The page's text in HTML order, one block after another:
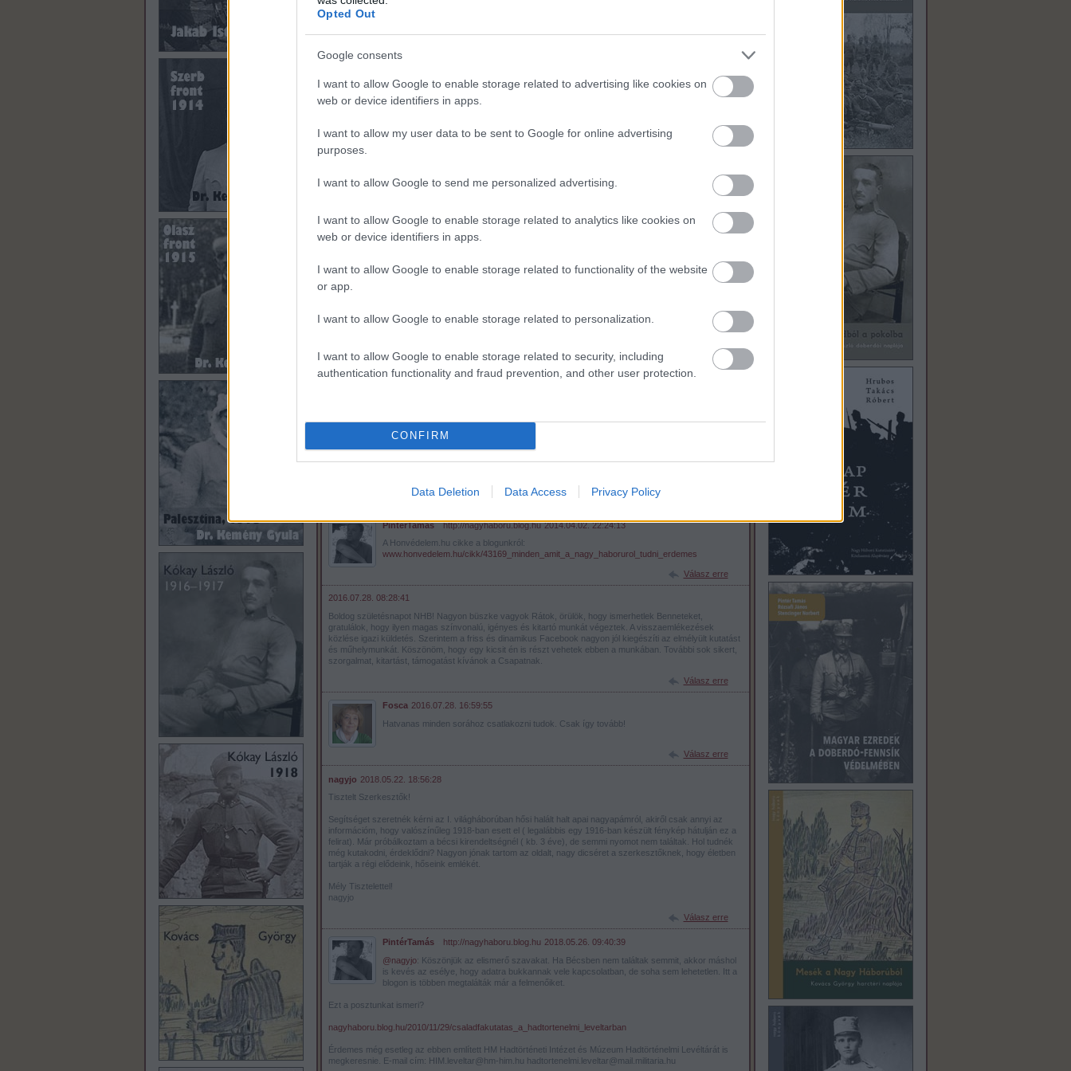
Opted Out
Google consents
I want to allow Google to enable storage related to advertising like cookies on
web or device identifiers in apps.
I want to allow my user data to be sent to Google for online advertising
purposes.
I want to allow Google to send me personalized advertising.
I want to allow Google to enable storage related to analytics like cookies on
web or device identifiers in apps.
I want to allow Google to enable storage related to functionality of the website
or app.
I want to allow Google to enable storage related to personalization.
I want to allow Google to enable storage related to security, including
authentication functionality and fraud prevention, and other user protection.
CONFIRM
Data Deletion Data Access Privacy Policy
@ROBIKING
teremteni az olvasóinkkal.
2010.12.02. 12:19:51
Válasz erre
@ROBIKING: Kedves Robiking, köszönjük és örömmel fogadjuk a felajánlást. Kérem / Kérlek
írj(on) nekünk a következő szerkesztőségi címre, hogy felvehessük a közvetlen
kapcsolatot:
nagyhaboru(kukac)gmail.hu
Natasa
@ROBIKING
: Bocsánat, elírtam a címet. Helyesen:
nagyhaboru(kukac)gmail.com
Megjelenésében minden igényt kielégítő, tartalmában magas színvonalú oldal.Rendszeres látogatója
vagyok.További sikeres munkát kívánok a szerkesztőknek.Sok ilyen történelmet szerető és kutató
PintérTamás ·http://nagyhaboru.blog.hu 2014.04.02. 22:24:13
A Honvédelem.hu cikke a blogunkról:
www.honvedelem.hu/cikk/43169_minden_amit_a_nagy_haborurol_tudni_erdemes
Válasz erre
2016.07.28. 08:28:41
Boldog születésnapot NHB! Nagyon büszke vagyok Rátok, örülök, hogy ismerhetlek Benneteket,
gratulálok, hogy ilyen magas színvonalú, igényes és kitartó munkát végeztek. A visszaemlékezések
közlése igazi küldetés. Szerintem a friss és dinamikus Facebook nagyon jól kiegészíti az elmélyült kutatást
és műhelymunkát. Köszönöm, hogy egy kicsit én is részt vehetek ebben a munkában. További sok sikert,
szorgalmat, kitartást, támogatást kívánok a Csapatnak.
Válasz erre
Fosca 2016.07.28. 16:59:55
Hatvanas minden sorához csatlakozni tudok. Csak így tovább!
Válasz erre
nagyjo 2018.05.22. 18:56:28
Tisztelt Szerkesztők!
Segítséget szeretnék kérni az I. világháborúban hősi halált halt apai nagyapámról, akiről csak annyi az
információm, hogy valószínűleg 1918-ban esett el ( legalábbis egy 1916-ban készült fénykép hátulján ez a
felirat). Már próbálkoztam a bécsi kirendeltségnél ( kb. 3 éve), de semmi nyomot nem találtak. Hol tudnék
még kutakodni, érdeklődni? Nagyon jónak tartom az oldalt, nagy dicséret a szerkesztőknek, hogy életben
tartják a régi elődeink, hőseink emlékét.
Mély Tisztelettel!
nagyjo
Válasz erre
PintérTamás http://nagyhaboru.blog.hu 2018.05.26. 09:40:39
@nagyjo: Köszönjük az elismerő szavakat. Ha Bécsben nem találtak semmit, akkor máshol
is kevés az esélye, hogy adatra bukkannak vele kapcsolatban, de soha sem lehetetlen. Itt a
blogon is többen megtalálták már a felmenőiket.
Ezt a posztunkat ismeri?
nagyhaboru.blog.hu/2010/11/29/csaladfakutatas_a_hadtortenelmi_leveltarban
Érdemes még esetleg az ebben említett HM Hadtörténeti Intézet és Múzeum Hadtörténelmi Levéltárát is
megkeresnie. E-mail cím: HIM.leveltar@hm-him.hu hadtortenelmi.leveltar@mail.militaria.hu